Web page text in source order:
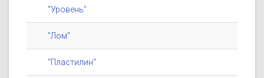
"Уровень"
"Лом"
"Пластилин"